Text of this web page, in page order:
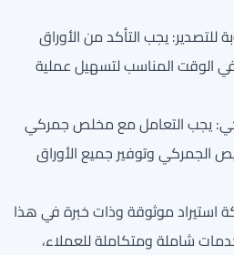
للتصدير: يجب التأكد من الأوراق
في الوقت المناسب لتسهيل عملية
يجب التعامل مع مخلص جمركي
الجمركي وتوفير جميع الأوراق
استيراد موثوقة وذات خبرة في هذا
شاملة ومتكاملة للعملاء،